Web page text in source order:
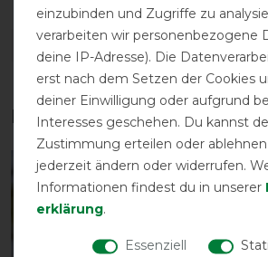
DETAILS ZUR
Das perfekte Zubehör
-15% -15%
einzubinden und Zugriffe zu
verarbeiten wir personenbezogene
deine IP-Adresse). Die
erst nach dem Setzen der Cookies
deiner Einwilligung oder aufgrund
Interesses geschehen. Du kannst
Zustimmung erteilen oder
jederzeit ändern oder widerrufen.
Informationen findest du in unserer
erklärung.
Essenziell